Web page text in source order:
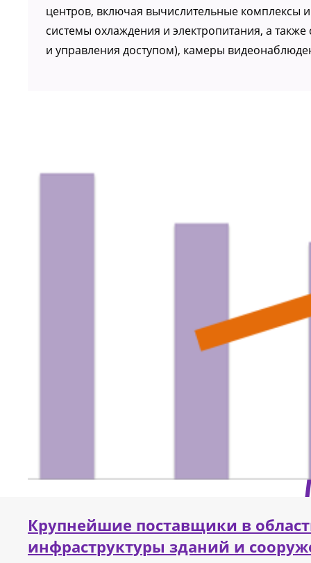
центров, включая вычислительные комплексы
системы охлаждения и электропитания, а
и управления доступом), камеры
Крупнейшие поставщики в
инфраструктуры зданий и